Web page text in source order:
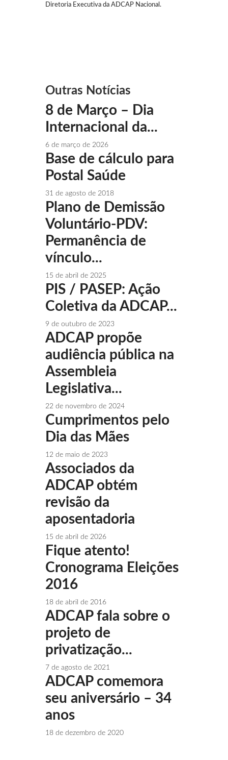
Diretoria Executiva da ADCAP Nacional.
Outras Notícias
8 de Março – Dia
Internacional da...
6 de março de 2026
Base de cálculo para
Postal Saúde
31 de agosto de 2018
Plano de Demissão
Voluntário-PDV:
Permanência de
vínculo...
15 de abril de 2025
PIS / PASEP: Ação
Coletiva da ADCAP...
9 de outubro de 2023
ADCAP propõe
audiência pública na
Assembleia
Legislativa...
22 de novembro de 2024
Cumprimentos pelo
Dia das Mães
12 de maio de 2023
Associados da
ADCAP obtém
revisão da
aposentadoria
15 de abril de 2026
Fique atento!
Cronograma Eleições
2016
18 de abril de 2016
ADCAP fala sobre o
projeto de
privatização...
7 de agosto de 2021
ADCAP comemora
seu aniversário – 34
anos
18 de dezembro de 2020